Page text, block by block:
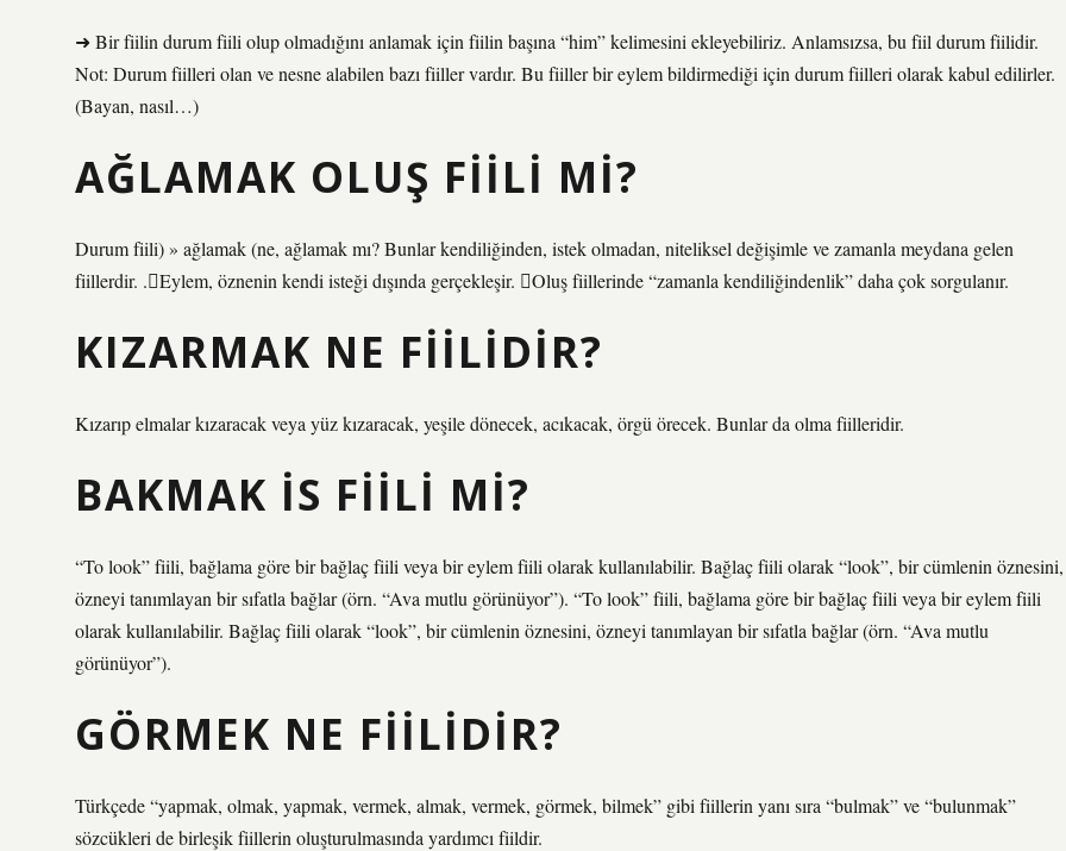
➜ Bir fiilin durum fiili olup olmadığını anlamak için fiilin başına “him” kelimesini ekleyebiliriz. Anlamsızsa, bu fiil durum fiilidir.
Not: Durum fiilleri olan ve nesne alabilen bazı fiiller vardır. Bu fiiller bir eylem bildirmediği için durum fiilleri olarak kabul edilirler.
(Bayan, nasıl…)
AĞLAMAK OLUŞ FIILI MI?
Durum fiili) » ağlamak (ne, ağlamak mı? Bunlar kendiliğinden, istek olmadan, niteliksel değişimle ve zamanla meydana gelen
fiillerdir. .Eylem, öznenin kendi isteği dışında gerçekleşir. Oluş fiillerinde “zamanla kendiliğindenlik” daha çok sorgulanır.
KIZARMAK NE FIILIDIR?
Kızarıp elmalar kızaracak veya yüz kızaracak, yeşile dönecek, acıkacak, örgü örecek. Bunlar da olma fiilleridir.
BAKMAK IS FIILI MI?
“To look” fiili, bağlama göre bir bağlaç fiili veya bir eylem fiili olarak kullanılabilir. Bağlaç fiili olarak “look”, bir cümlenin öznesini,
özneyi tanımlayan bir sıfatla bağlar (örn. “Ava mutlu görünüyor”). “To look” fiili, bağlama göre bir bağlaç fiili veya bir eylem fiili
olarak kullanılabilir. Bağlaç fiili olarak “look”, bir cümlenin öznesini, özneyi tanımlayan bir sıfatla bağlar (örn. “Ava mutlu
görünüyor”).
GÖRMEK NE FIILIDIR?
Türkçede “yapmak, olmak, yapmak, vermek, almak, vermek, görmek, bilmek” gibi fiillerin yanı sıra “bulmak” ve “bulunmak”
sözcükleri de birleşik fiillerin oluşturulmasında yardımcı fiildir.